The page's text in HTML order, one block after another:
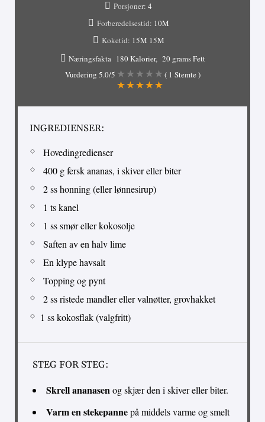
Porsjoner: 4
Forberedelsestid: 10M
Koketid: 15M 15M
Næringsfakta 180 Kalorier
20 grams Fett
Vurdering 5.0/5 ( 1 Stemte )
INGREDIENSER:
Hovedingredienser
400 g fersk ananas, i skiver eller biter
2 ss honning (eller lønnesirup)
1 ts kanel
1 ss smør eller kokosolje
Saften av en halv lime
En klype havsalt
Topping og pynt
2 ss ristede mandler eller valnøtter, grovhakket
1 ss kokosflak (valgfritt)
STEG FOR STEG:
Skrell ananasenog skjær den i skiver eller biter.
Varm en stekepannepå middels varme og smelt